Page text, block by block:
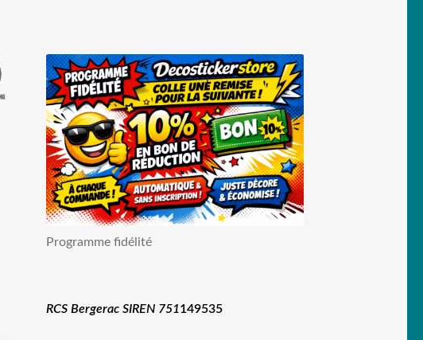
Programme fidélité
RCS Bergerac SIREN 751149535